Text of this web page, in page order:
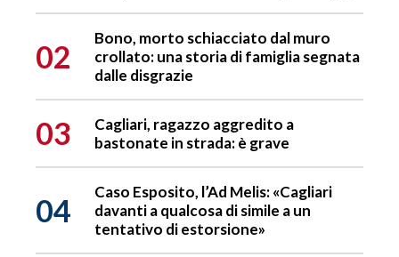
02
Bono, morto schiacciato dal muro
crollato: una storia di famiglia segnata
dalle disgrazie
03
Cagliari, ragazzo aggredito a
bastonate in strada: è grave
04
Caso Esposito, l’Ad Melis: «Cagliari
davanti a qualcosa di simile a un
tentativo di estorsione»